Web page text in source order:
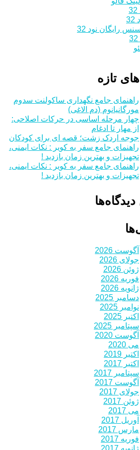
رایگان نود 32
تازه
راهنمای جامع نگهداری ساکولنت سدوم
مورگانیانوم (دم الاغی)
چهار مرحله اساسی در حرکات اصلاحی:
از مهار تا ادغام
جوجه اردک زشت؛ قصه ای برای کودکان
راهنمای جامع سفر به کویر : نکات ایمنی،
تجهیزات و بهترین زمان بازدید !
راهنمای جامع سفر به کویر : نکات ایمنی،
تجهیزات و بهترین زمان بازدید !
دیدگاه‌ها
آگوست 2026
جولای 2026
ژوئن 2026
فوریه 2026
ژانویه 2026
دسامبر 2025
نوامبر 2025
اکتبر 2025
سپتامبر 2025
آگوست 2020
می 2020
اکتبر 2019
اکتبر 2017
سپتامبر 2017
آگوست 2017
جولای 2017
ژوئن 2017
می 2017
آوریل 2017
مارس 2017
فوریه 2017